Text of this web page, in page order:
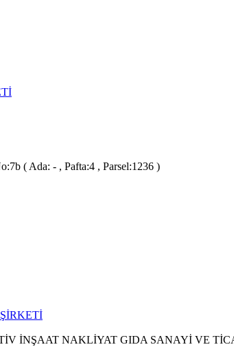
( Ada: - , Pafta:4 , Parsel:1236 )
İNŞAAT NAKLİYAT GIDA SANAYİ VE